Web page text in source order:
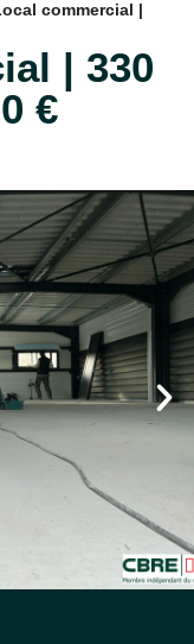
commercial |
| 330
€